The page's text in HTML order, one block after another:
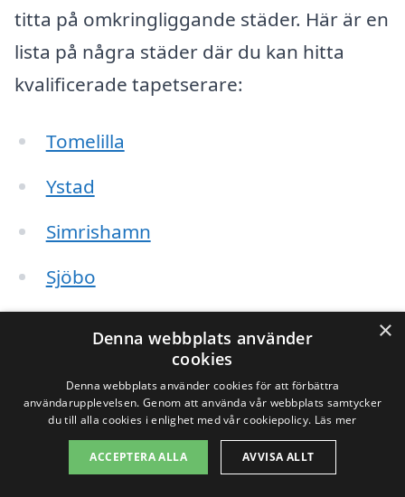
titta på omkringliggande städer. Här är en
lista på några städer där du kan hitta
kvalificerade tapetserare:
Tomelilla
Ystad
Simrishamn
Sjöbo
Vinslöv
Lönsboda
×
Denna webbplats använder
cookies
Denna webbplats använder cookies för att förbättra
användarupplevelsen. Genom att använda vår webbplats samtycker
du till alla cookies i enlighet med vår cookiepolicy. Läs mer
ACCEPTERA ALLA AVVISA ALLT